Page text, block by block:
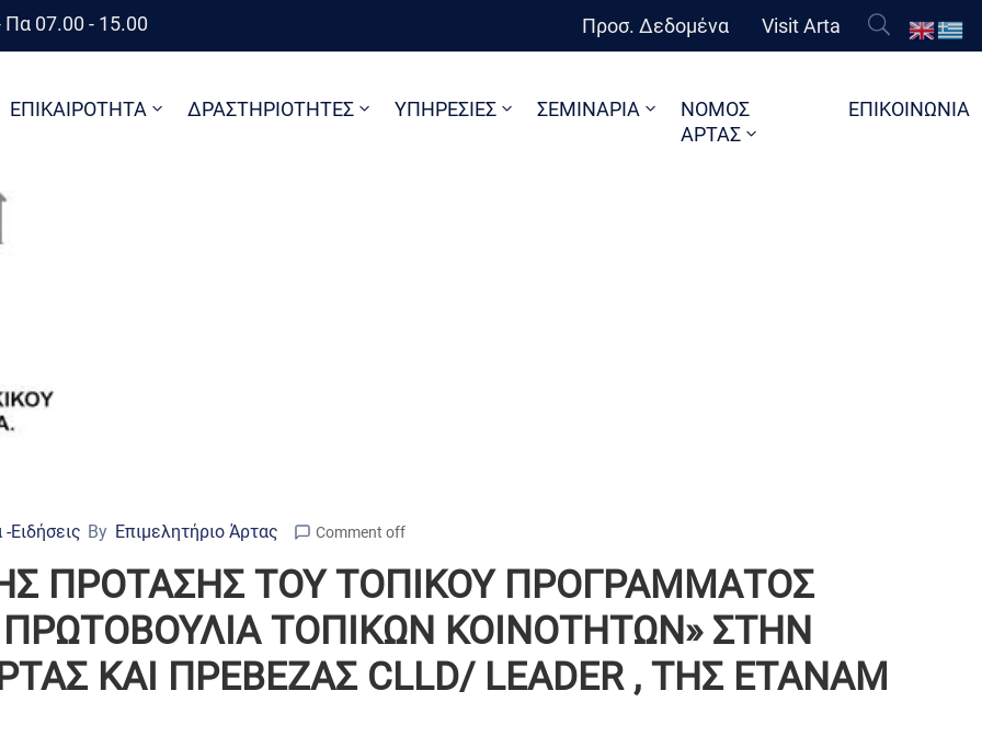
Πα 07.00 - 15.00 Προσ. Δεδομένα Visit Arta
ΕΠΙΚΑΙΡΟΤΗΤΑ ΔΡΑΣΤΗΡΙΟΤΗΤΕΣ ΥΠΗΡΕΣΙΕΣ ΣΕΜΙΝΑΡΙΑ
ΝΟΜΟΣ
ΑΡΤΑΣ
ΕΠΙΚΟΙΝΩΝΙΑ
Ειδήσεις By Επιμελητήριο Άρτας Comment off
ΠΡΟΤΑΣΗΣ ΤΟΥ ΤΟΠΙΚΟΥ ΠΡΟΓΡΑΜΜΑΤΟΣ
ΤΟΠΙΚΩΝ ΚΟΙΝΟΤΗΤΩΝ» ΣΤΗΝ
ΚΑΙ ΠΡΕΒΕΖΑΣ CLLD/ LEADER , ΤΗΣ ΕΤΑΝΑΜ